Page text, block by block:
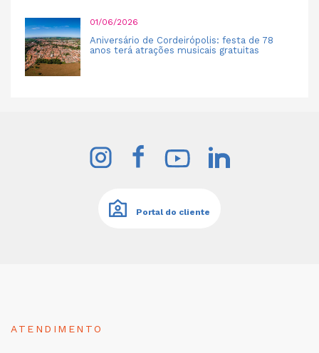
01/06/2026
Aniversário de Cordeirópolis: festa de 78
anos terá atrações musicais gratuitas
Portal do cliente
ATENDIMENTO